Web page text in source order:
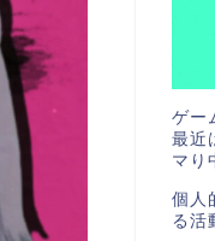
ゲー
最近
マり
個人
る活